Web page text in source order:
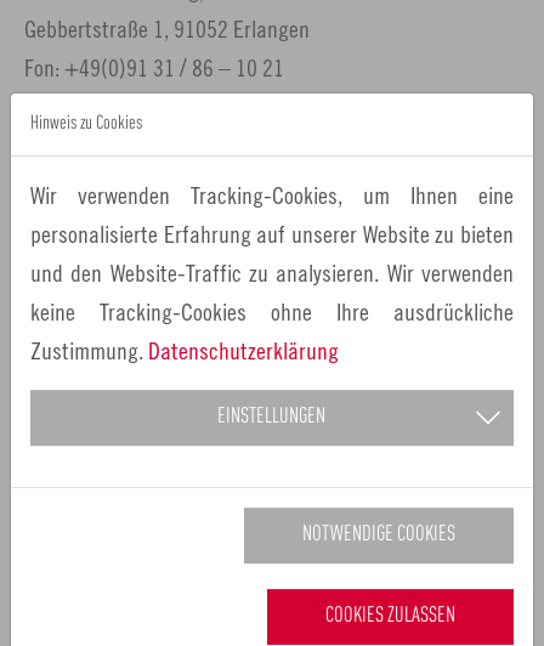
Gebbertstraße 1, 91052 Erlangen
Fon: +49(0)91 31 / 86 – 10 21
kultur
metropolregion.nuernberg.
www.metropolregion.nuernberg.de
Hinweis zu Cookies
Wir verwenden Tracking-Cookies, um Ihnen eine
personalisierte Erfahrung auf unserer Website zu bieten
und den Website-Traffic zu analysieren. Wir verwenden
keine Tracking-Cookies ohne Ihre ausdrückliche
Zustimmung. Datenschutzerklärung
EINSTELLUNGEN
NOTWENDIGE COOKIES
COOKIES ZULASSEN